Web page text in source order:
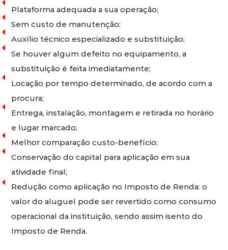
Plataforma adequada a sua operação;
Sem custo de manutenção;
Auxílio técnico especializado e substituição;
Se houver algum defeito no equipamento, a
substituição é feita imediatamente;
Locação por tempo determinado, de acordo com a
procura;
Entrega, instalação, montagem e retirada no horário
e lugar marcado;
Melhor comparação custo-benefício;
Conservação do capital para aplicação em sua
atividade final;
Redução como aplicação no Imposto de Renda: o
valor do aluguel pode ser revertido como consumo
operacional da instituição, sendo assim isento do
Imposto de Renda.